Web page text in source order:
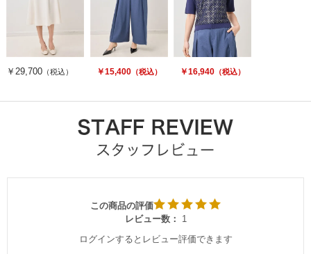
￥29,700（税込） ￥15,400（税込） ￥16,940 （税込）
この商品の評価
レビュー数：
1
ログインするとレビュー評価できます